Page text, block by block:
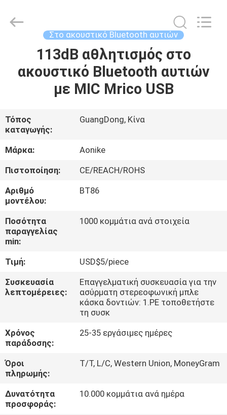
ΠΡΟΪΌΝΤΑ
ΠΕΡΊΠΟΥ
ΕΜΕΊΣ
ΓΎΡΟΣ
ΕΡΓΟΣΤΑΣΊΩΝ
ΠΟΙΟΤΙΚΌΣ
ΈΛΕΓΧΟΣ
ΜΑΣ
ΕΛΆΤΕ
ΜΕ
ΖΗΤΉΣΤΕ
ΈΝΑ
ΑΠΌΣΠΑΣΜΑ
Electronics
Co,ltd.
Στο ακουστικό Bluetooth αυτιών
113dB αθλητισμός στο
ακουστικό Bluetooth αυτιών
με MIC Mrico USB
Τόπος
καταγωγής:
GuangDong, Κίνα
Μάρκα:
Aonike
Πιστοποίηση:
CE/REACH/ROHS
Αριθμό
μοντέλου:
BT86
Ποσότητα
παραγγελίας
min:
1000 κομμάτια ανά στοιχεία
Τιμή:
USD$5/piece
Συσκευασία
λεπτομέρειες:
Επαγγελματική συσκευασία για την
ασύρματη στερεοφωνική μπλε
κάσκα δοντιών: 1.PE τοποθετήστε
τη συσκ
Χρόνος
παράδοσης:
25-35 εργάσιμες ημέρες
Όροι
πληρωμής:
T/T, L/C, Western Union, MoneyGram
Δυνατότητα
προσφοράς:
10.000 κομμάτια ανά ημέρα